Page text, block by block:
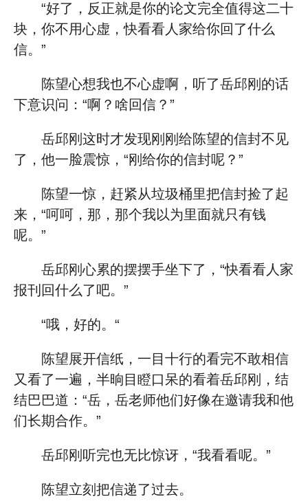
“好了，反正就是你的论文完全值得这二十
块，你不用心虚，快看看人家给你回了什么
信。”
陈望心想我也不心虚啊，听了岳邱刚的话
下意识问：“啊？啥回信？”
岳邱刚这时才发现刚刚给陈望的信封不见
了，他一脸震惊，“刚给你的信封呢？”
陈望一惊，赶紧从垃圾桶里把信封捡了起
来，“呵呵，那，那个我以为里面就只有钱
呢。”
岳邱刚心累的摆摆手坐下了，“快看看人家
报刊回什么了吧。”
“哦，好的。“
陈望展开信纸，一目十行的看完不敢相信
又看了一遍，半晌目瞪口呆的看着岳邱刚，结
结巴巴道：“岳，岳老师他们好像在邀请我和他
们长期合作。”
岳邱刚听完也无比惊讶，“我看看呢。”
陈望立刻把信递了过去。